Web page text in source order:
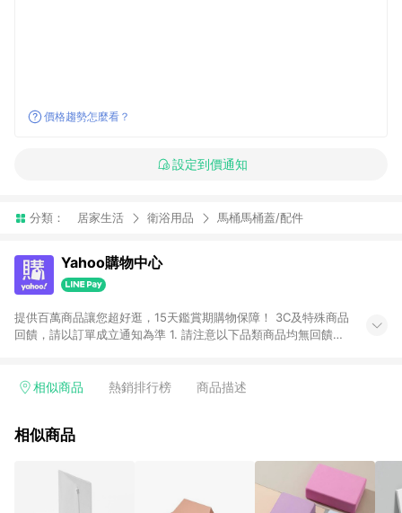
價格趨勢怎麼看？
設定到價通知
分類： 居家生活 衛浴用品 馬桶馬桶蓋/配件
Yahoo購物中心
提供百萬商品讓您超好逛，15天鑑賞期購物保障！ 3C及特殊商品
回饋，請以訂單成立通知為準 1. 請注意以下品類商品均無回饋：
電玩/遊戲/相機/單眼/鏡頭/拍立得 [2024/6/1起適用] -內接硬
的購回饋活動享Yahoo超贈點回饋者 - 購物中心商店之商品：商
3. 訂單回饋金額將扣除運費/購物金/超贈點/福利金/紅利折抵/折
價券等虛擬貨幣折抵 4. 大宗採購或批發轉賣不具回饋資格： 如
有相關事證認定您為大宗採購、批發轉賣而非最終消費使用者，
相似商品 熱銷排行榜 商品描述
相似商品